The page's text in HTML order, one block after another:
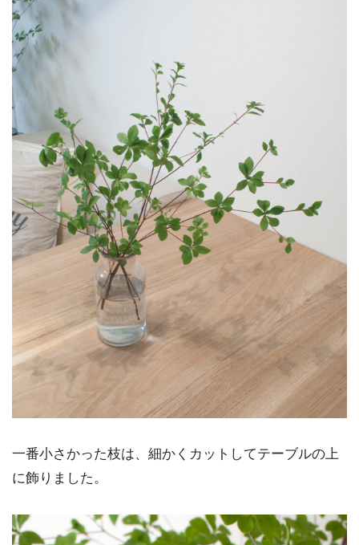
一番小さかった枝は、細かくカットしてテーブルの上
に飾りました。